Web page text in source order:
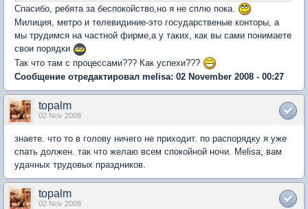
Спасибо, ребята за беспокойство,но я не сплю пока.
Милиция, метро и телевидиние-это государственые конторы, а
мы трудимся на частной фирме,а у таких, как вы сами понимаете
свои порядки
Так что там с процессами??? Как успехи???
Сообщение отредактировал melisa: 02 November 2008 - 00:27
topalm
02 Nov 2008
знаете. что то в голову ничего не приходит. по распорядку я уже
спать должен. так что желаю всем спокойной ночи. Melisa, вам
удачных трудовых праздников.
topalm
02 Nov 2008